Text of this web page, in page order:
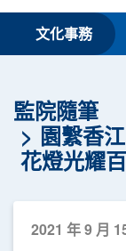
文化事務
監院隨筆
園繫香
花燈光耀
2021 年 9 月